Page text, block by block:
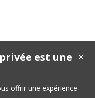
✕
est une
offrir une expérience